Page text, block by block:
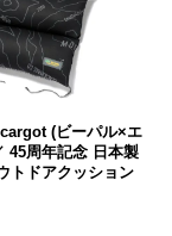
(ビーパル×エ
45周年記念 日本製
トドアクッション